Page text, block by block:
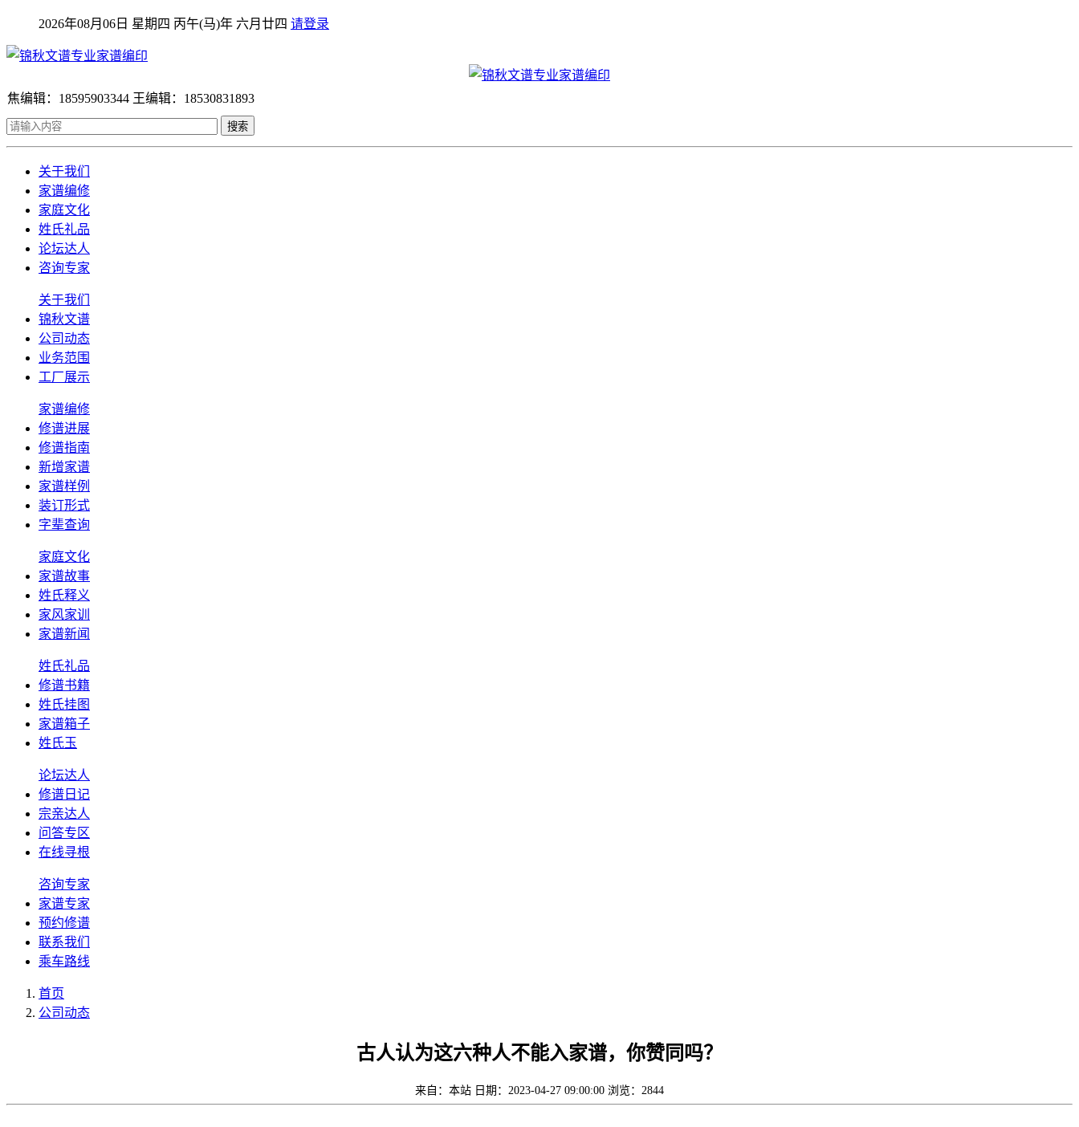
2026年08月06日 星期四 丙午(马)年 六月廿四 请登录
焦编辑：18595903344 王编辑：18530831893
搜索
关于我们
家谱编修
家庭文化
姓氏礼品
论坛达人
咨询专家
关于我们
锦秋文谱
公司动态
业务范围
工厂展示
家谱编修
修谱进展
修谱指南
新增家谱
家谱样例
装订形式
字辈查询
家庭文化
家谱故事
姓氏释义
家风家训
家谱新闻
姓氏礼品
修谱书籍
姓氏挂图
家谱箱子
姓氏玉
论坛达人
修谱日记
宗亲达人
问答专区
在线寻根
咨询专家
家谱专家
预约修谱
联系我们
乘车路线
首页
公司动态
古人认为这六种人不能入家谱，你赞同吗？
来自：本站 日期：2023-04-27 09:00:00 浏览：2844